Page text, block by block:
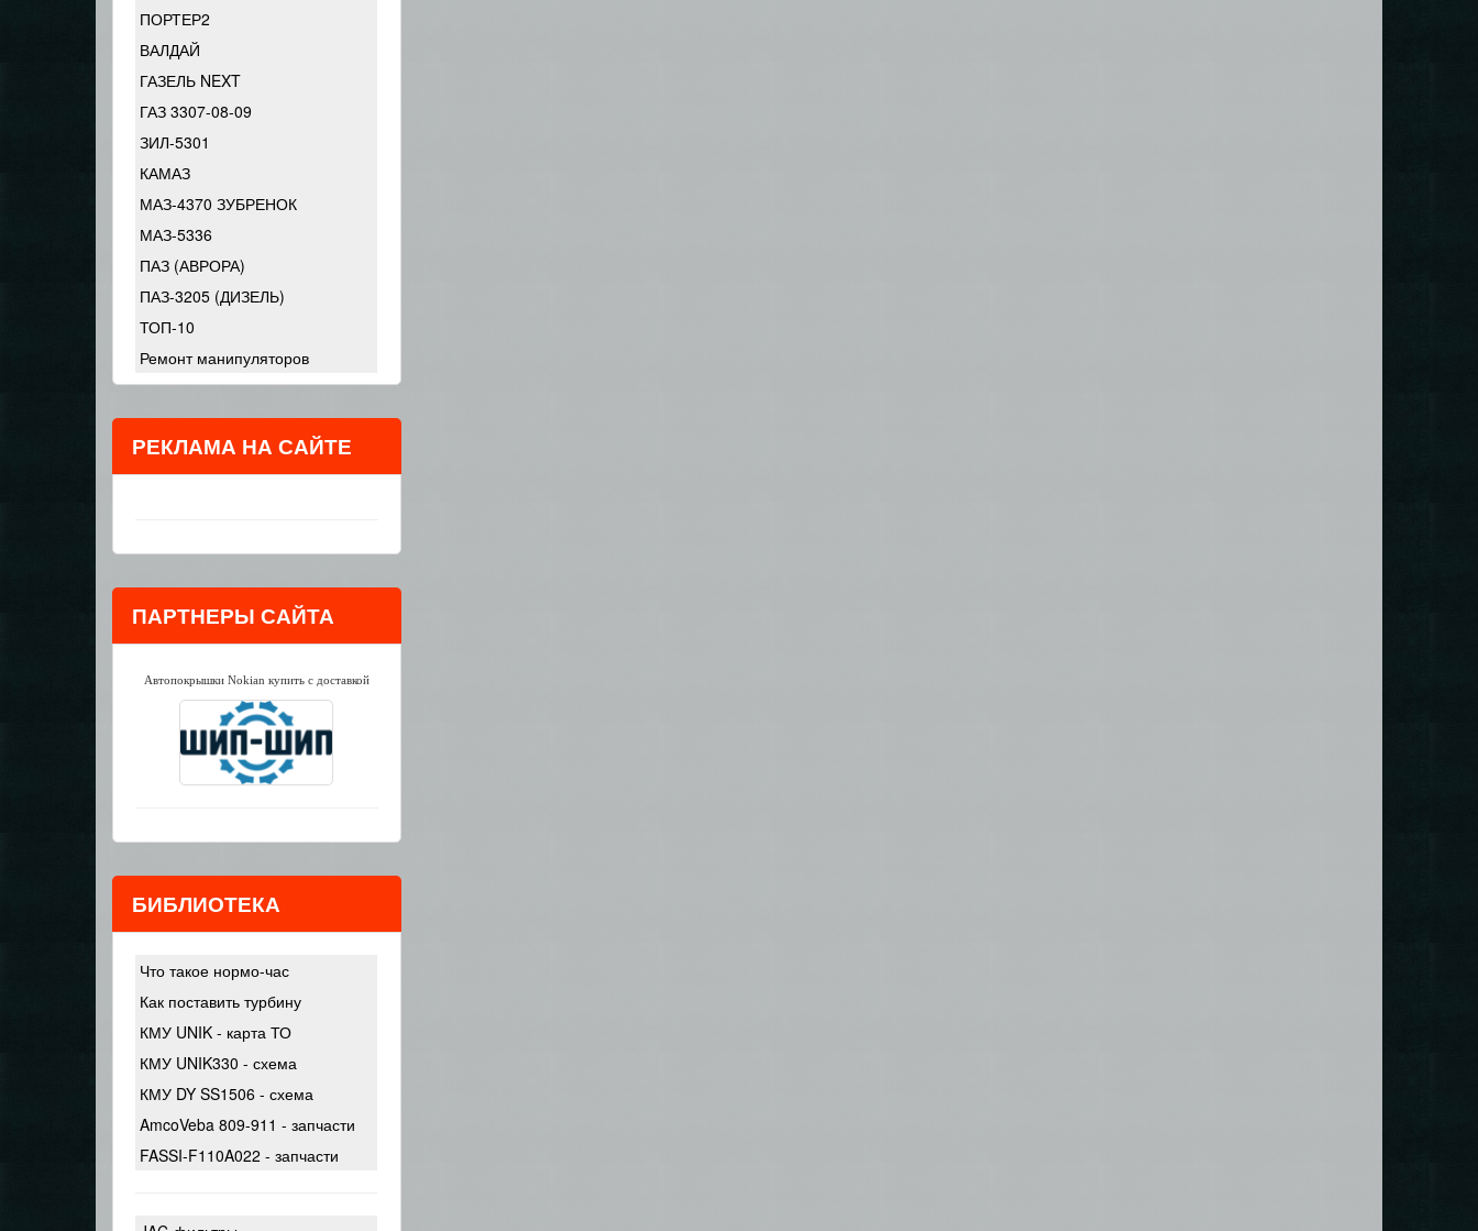
ПОРТЕР2
ВАЛДАЙ
ГАЗЕЛЬ NEXT
ГАЗ 3307-08-09
ЗИЛ-5301
КАМАЗ
МАЗ-4370 ЗУБРЕНОК
МАЗ-5336
ПАЗ (АВРОРА)
ПАЗ-3205 (ДИЗЕЛЬ)
ТОП-10
Ремонт манипуляторов
РЕКЛАМА НА САЙТЕ
ПАРТНЕРЫ САЙТА
Автопокрышки Nokian купить с доставкой
БИБЛИОТЕКА
Что такое нормо-час
Как поставить турбину
КМУ UNIK - карта ТО
КМУ UNIK330 - схема
КМУ DY SS1506 - схема
AmcoVeba 809-911 - запчасти
FASSI-F110A022 - запчасти